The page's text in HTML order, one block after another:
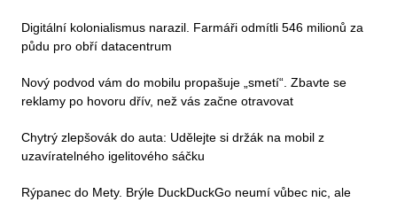
Digitální kolonialismus narazil. Farmáři odmítli 546 milionů za
půdu pro obří datacentrum
Nový podvod vám do mobilu propašuje „smetí“. Zbavte se
reklamy po hovoru dřív, než vás začne otravovat
Chytrý zlepšovák do auta: Udělejte si držák na mobil z
uzavíratelného igelitového sáčku
Rýpanec do Mety. Brýle DuckDuckGo neumí vůbec nic, ale